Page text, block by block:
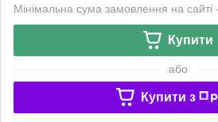
Мінімальна сума замовлення на
Купити
або
Купити з